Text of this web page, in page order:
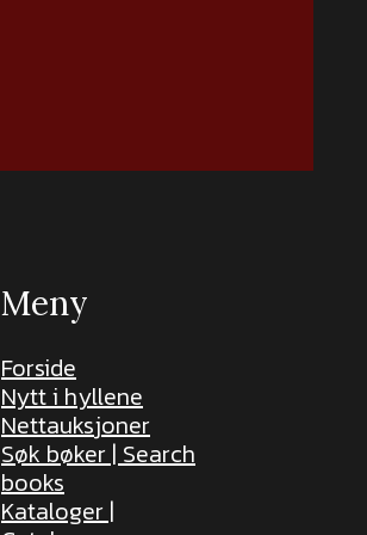
Meny
Forside
Nytt i hyllene
Nettauksjoner
Søk bøker | Search
books
Kataloger |